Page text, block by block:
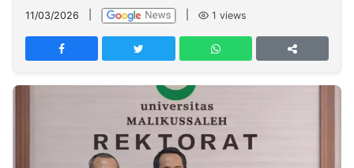
Network
PT
TREETAN
MULTIMEDIA
11/03/2026 1 views